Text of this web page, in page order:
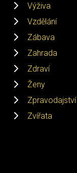
Výživa
Vzdělání
Zábava
Zahrada
Zdraví
Ženy
Zpravodajství
Zvířata